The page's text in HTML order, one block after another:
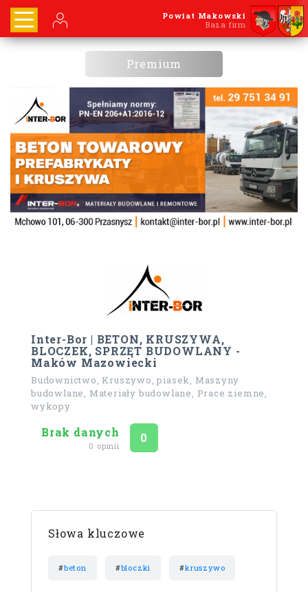
Powiat Makowski
Baza firm
Premium
Inter-Bor | BETON, KRUSZYWA,
BLOCZEK, SPRZĘT BUDOWLANY -
Maków Mazowiecki
Budownictwo, Kruszywo, piasek, Maszyny
budowlane, Materiały budowlane, Prace ziemne,
wykopy
Brak danych
0 opinii
Ocena
0
Słowa kluczowe
#beton #bloczki #kruszywo